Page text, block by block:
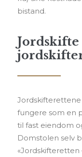
bistand.
Jordskifte
fungere som en
til fast eiendom
Domstolen selv